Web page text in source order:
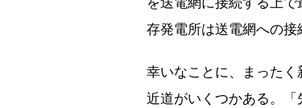
存発電所は送電網への接
幸いなことに、まった
近道がいくつかある。「